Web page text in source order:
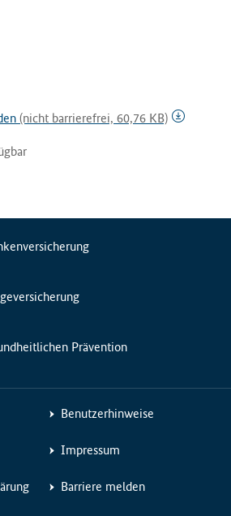
(nicht barrierefrei, 60,76 KB)
Prävention
Benutzerhinweise
Impressum
Barriere melden